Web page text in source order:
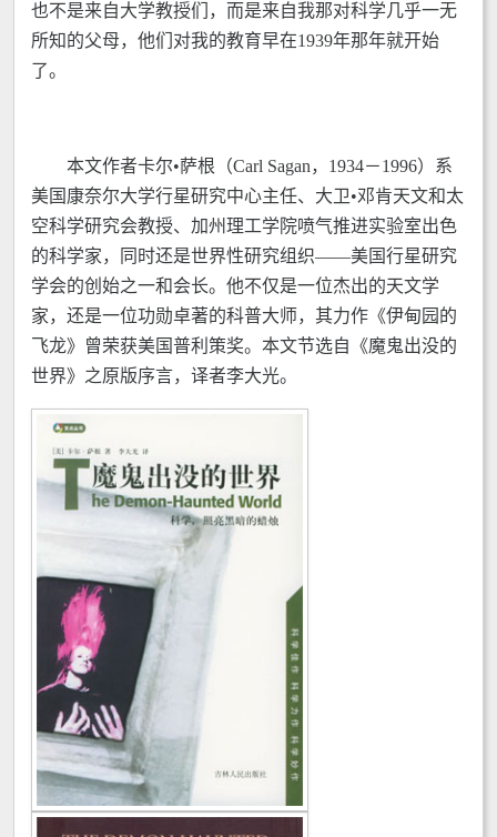
也不是来自大学教授们，而是来自我那对科学几乎一无
所知的父母，他们对我的教育早在1939年那年就开始
了。
本文作者卡尔•萨根（Carl Sagan，1934－1996）系
美国康奈尔大学行星研究中心主任、大卫•邓肯天文和太
空科学研究会教授、加州理工学院喷气推进实验室出色
的科学家，同时还是世界性研究组织——美国行星研究
学会的创始之一和会长。他不仅是一位杰出的天文学
家，还是一位功勋卓著的科普大师，其力作《伊甸园的
飞龙》曾荣获美国普利策奖。本文节选自《魔鬼出没的
世界》之原版序言，译者李大光。